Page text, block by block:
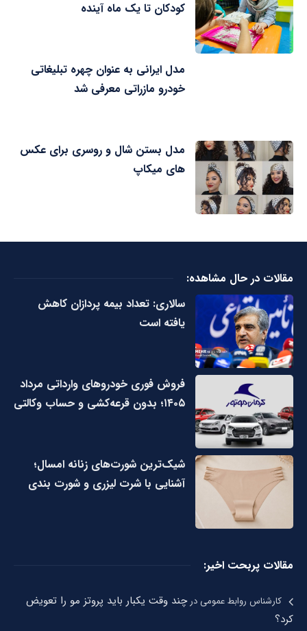
کودکان تا یک ماه آینده
مدل ایرانی به عنوان چهره تبلیغاتی
خودرو مازراتی معرفی شد
مدل بستن شال و روسری برای عکس
های میکاپ
مقالات در حال مشاهده:
سالاری: تعداد بیمه پردازان کاهش
یافته است
فروش فوری خودروهای وارداتی مرداد
۱۴۰۵؛ بدون قرعه‌کشی و حساب وکالتی
شیک‌ترین شورت‌های زنانه امسال؛
آشنایی با شرت لیزری و شورت بندی
مقالات پربحت اخیر:
کارشناس روابط عمومیدرچند وقت یکبار باید پروتز مو را تعویض
کرد؟